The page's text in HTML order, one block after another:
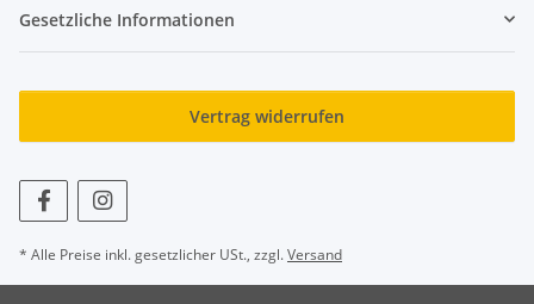
Gesetzliche Informationen
Vertrag widerrufen
* Alle Preise inkl. gesetzlicher USt., zzgl.Versand